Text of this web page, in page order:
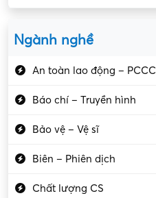
Ngành nghề
An toàn lao động – PCCC
Báo chí – Truyền hình
Bảo vệ – Vệ sĩ
Biên – Phiên dịch
Chất lượng CS